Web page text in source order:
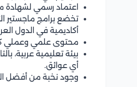
اعتماد رسمي لشهادة
تخضع برامج ماجستير
أكاديمية في الدول
محتوى علمي وعملي
بيئة تعليمية عربية،
أي عوائق.
وجود نخبة من أفضل